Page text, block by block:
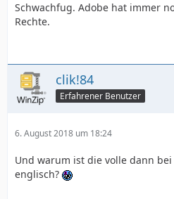
Schwachfug. Adobe hat immer
Rechte.
clik!84
Erfahrener Benutzer
6. August 2018 um 18:24
Und warum ist die volle dann
englisch?